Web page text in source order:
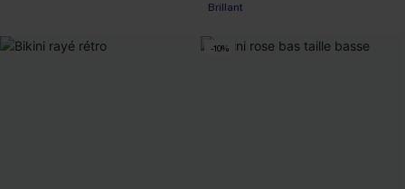
Brillant
-10%